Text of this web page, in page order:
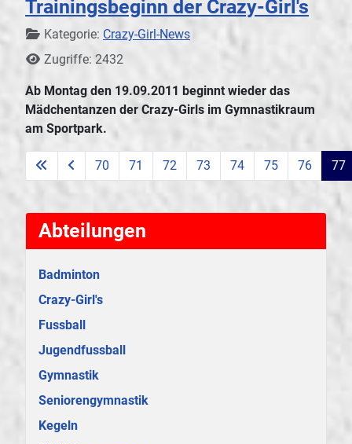
Trainingsbeginn der Crazy-Girl's
DetailsKategorie: Crazy-Girl-News
Zugriffe: 2432
Ab Montag den 19.09.2011 beginnt wieder das
Mädchentanzen der Crazy-Girls im Gymnastikraum
am Sportpark.
Seite 77 von 79
70 71 72 73 74 75 76 77
Abteilungen
Badminton
Crazy-Girl's
Fussball
Jugendfussball
Gymnastik
Seniorengymnastik
Kegeln